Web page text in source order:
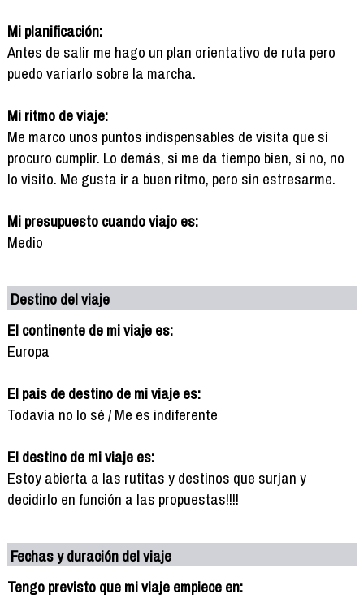
Mi planificación:
Antes de salir me hago un plan orientativo de ruta pero
puedo variarlo sobre la marcha.
Mi ritmo de viaje:
Me marco unos puntos indispensables de visita que sí
procuro cumplir. Lo demás, si me da tiempo bien, si no, no
lo visito. Me gusta ir a buen ritmo, pero sin estresarme.
Mi presupuesto cuando viajo es:
Medio
Destino del viaje
El continente de mi viaje es:
Europa
El pais de destino de mi viaje es:
Todavía no lo sé / Me es indiferente
El destino de mi viaje es:
Estoy abierta a las rutitas y destinos que surjan y
decidirlo en función a las propuestas!!!!
Fechas y duración del viaje
Tengo previsto que mi viaje empiece en: